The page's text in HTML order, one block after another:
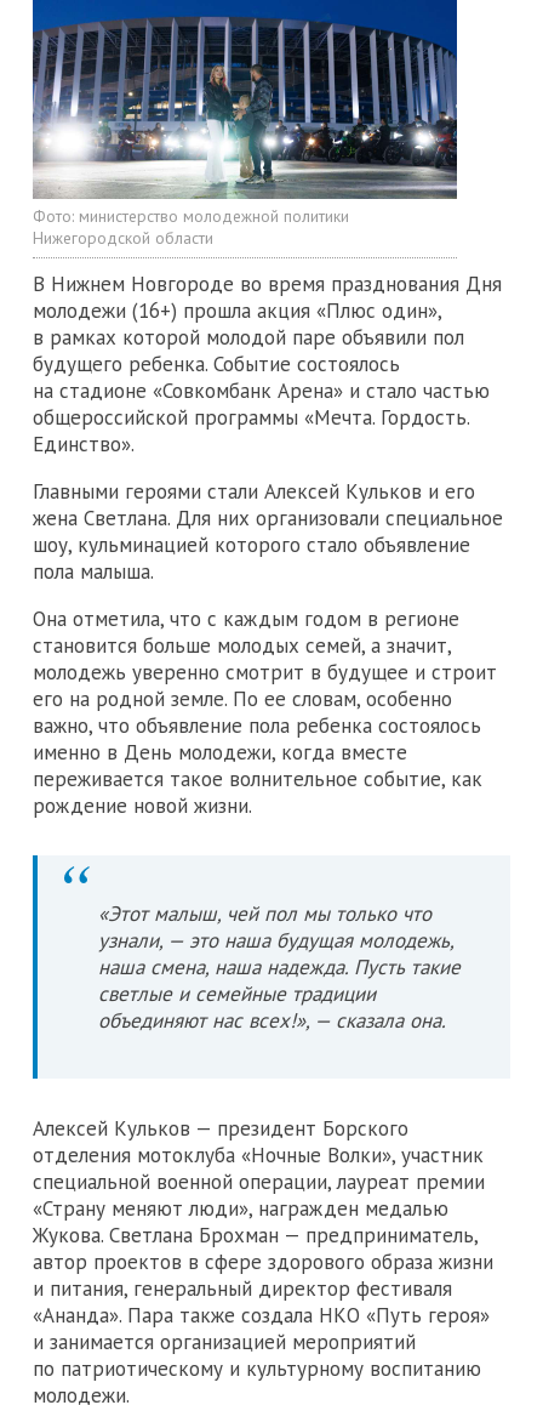
Фото: министерство молодежной политики
Нижегородской области
В Нижнем Новгороде во время празднования Дня
молодежи (16+) прошла акция «Плюс один»,
в рамках которой молодой паре объявили пол
будущего ребенка. Событие состоялось
на стадионе «Совкомбанк Арена» и стало частью
общероссийской программы «Мечта. Гордость.
Единство».
Главными героями стали Алексей Кульков и его
жена Светлана. Для них организовали специальное
шоу, кульминацией которого стало объявление
пола малыша.
Она отметила, что с каждым годом в регионе
становится больше молодых семей, а значит,
молодежь уверенно смотрит в будущее и строит
его на родной земле. По ее словам, особенно
важно, что объявление пола ребенка состоялось
именно в День молодежи, когда вместе
переживается такое волнительное событие, как
рождение новой жизни.
«Этот малыш, чей пол мы только что
узнали, — это наша будущая молодежь,
наша смена, наша надежда. Пусть такие
светлые и семейные традиции
объединяют нас всех!», — сказала она.
Алексей Кульков — президент Борского
отделения мотоклуба «Ночные Волки», участник
специальной военной операции, лауреат премии
«Страну меняют люди», награжден медалью
Жукова. Светлана Брохман — предприниматель,
автор проектов в сфере здорового образа жизни
и питания, генеральный директор фестиваля
«Ананда». Пара также создала НКО «Путь героя»
и занимается организацией мероприятий
по патриотическому и культурному воспитанию
молодежи.